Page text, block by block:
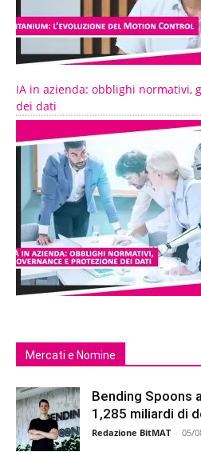
IA in azienda: obblighi normativi,
dei dati
Mercati e Nomine
Bending Spoons
1,285 miliardi di
Redazione BitMAT - 05/